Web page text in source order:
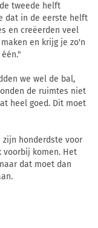
tweede helft
dat in de eerste helft
en creëerden veel
en krijg je zo'n
we wel de bal,
de ruimtes niet
heel goed. Dit moet
honderdste voor
voorbij komen. Het
dat moet dan